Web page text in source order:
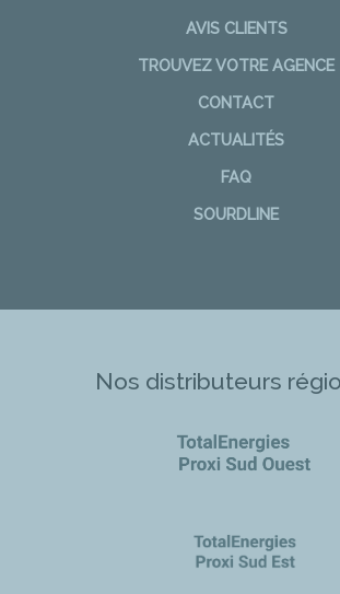
AVIS CLIENTS
TROUVEZ VOTRE AGENCE
CONTACT
ACTUALITÉS
FAQ
SOURDLINE
Nos distributeurs